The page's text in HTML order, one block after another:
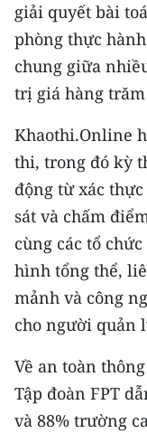
giải quyết bài
phòng thực
chung giữa
trị giá hàng
Khaothi.Online
thi, trong đó kỳ
động từ xác
sát và chấm
cùng các tổ
hình tổng thể,
mảnh và công
cho người quản
Về an toàn
Tập đoàn FPT
và 88% trường